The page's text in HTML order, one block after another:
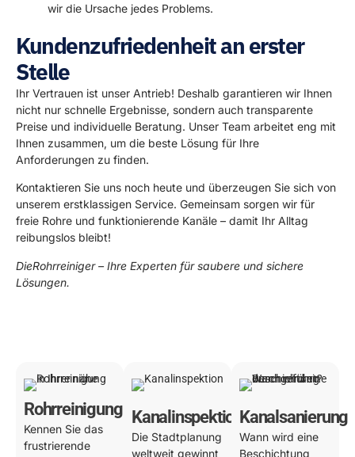
wir die Ursache jedes Problems.
Kundenzufriedenheit an erster
Stelle
Ihr Vertrauen ist unser Antrieb! Deshalb garantieren wir Ihnen
nicht nur schnelle Ergebnisse, sondern auch transparente
Preise und individuelle Beratung. Unser Team arbeitet eng mit
Ihnen zusammen, um die beste Lösung für Ihre
Anforderungen zu finden.
Kontaktieren Sie uns noch heute und überzeugen Sie sich von
unserem erstklassigen Service. Gemeinsam sorgen wir für
freie Rohre und funktionierende Kanäle – damit Ihr Alltag
reibungslos bleibt!
DieRohrreiniger – Ihre Experten für saubere und sichere
Lösungen.
Rohrreinigung
Kennen Sie das
frustrierende
Kanalinspektion
Die Stadtplanung
weltweit gewinnt
Kanalsanierung
Wann wird eine
Beschichtung